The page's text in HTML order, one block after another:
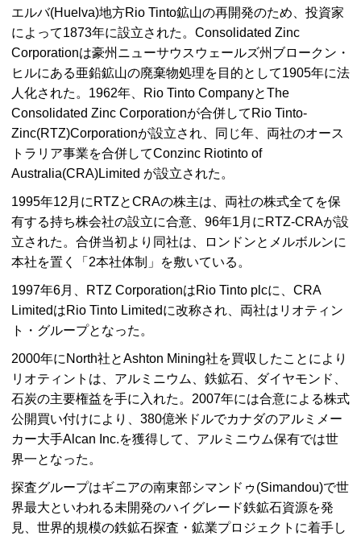
エルバ(Huelva)地方Rio Tinto鉱山の再開発のため、投資家
によって1873年に設立された。 Consolidated Zinc
Corporationは豪州ニューサウスウェールズ州ブロークン・
ヒルにある亜鉛鉱山の廃棄物処理を目的として1905年に法
人化された。1962年、
Rio Tinto CompanyとThe
Consolidated Zinc Corporationが合併して Rio Tinto-
Zinc(RTZ)Corporationが設立され、同じ年、両社のオース
トラリア事業を合併してConzinc Riotinto of
Australia(CRA)Limited が設立された。
1995年12月に RTZとCRAの株主は、両社の株式全てを保
有する持ち株会社の設立に合意、96年1月に RTZ-CRAが設
立された。合併当初より同社は、ロンドンとメルボルンに
本社を置く「2本社体制」を敷いている。
1997年6月、 RTZ CorporationはRio Tinto plcに、 CRA
LimitedはRio Tinto Limitedに改称され、両社はリオティン
ト・グループとなった。
2000年に North社とAshton Mining社を買収したことにより
リオティントは、アルミニウム、鉄鉱石、ダイヤモンド、
石炭の主要権益を手に入れた。2007年には合意による株式
公開買い付けにより、380億米ドルでカナダのアルミメー
カー大手Alcan Inc.を獲得して、アルミニウム保有では世
界一となった。
探査グループはギニアの南東部シマンドゥ(Simandou)で世
界最大といわれる未開発のハイグレード鉄鉱石資源を発
見、世界的規模の鉄鉱石探査・鉱業プロジェクトに着手し